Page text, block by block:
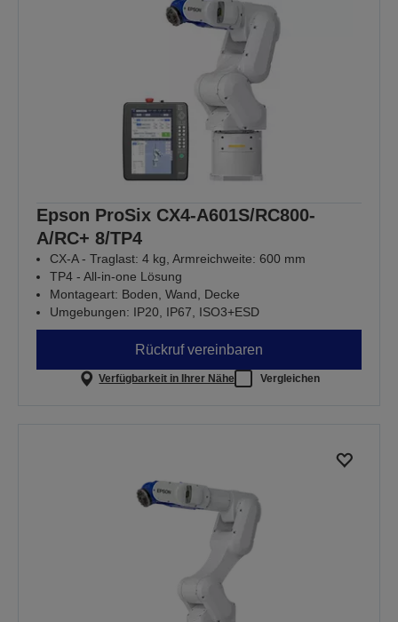
Epson ProSix CX4-A601S/RC800-
A/RC+ 8/TP4
CX-A - Traglast: 4 kg, Armreichweite: 600 mm
TP4 - All-in-one Lösung
Montageart: Boden, Wand, Decke
Umgebungen: IP20, IP67, ISO3+ESD
Rückruf vereinbaren
Verfügbarkeit in Ihrer Nähe Vergleichen